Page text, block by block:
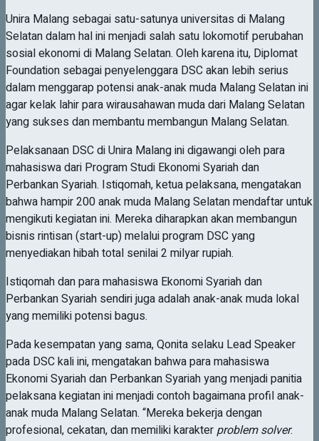
Unira Malang sebagai satu-satunya universitas di Malang
Selatan dalam hal ini menjadi salah satu lokomotif perubahan
sosial ekonomi di Malang Selatan. Oleh karena itu, Diplomat
Foundation sebagai penyelenggara DSC akan lebih serius
dalam menggarap potensi anak-anak muda Malang Selatan ini
agar kelak lahir para wirausahawan muda dari Malang Selatan
yang sukses dan membantu membangun Malang Selatan.
Pelaksanaan DSC di Unira Malang ini digawangi oleh para
mahasiswa dari Program Studi Ekonomi Syariah dan
Perbankan Syariah. Istiqomah, ketua pelaksana, mengatakan
bahwa hampir 200 anak muda Malang Selatan mendaftar untuk
mengikuti kegiatan ini. Mereka diharapkan akan membangun
bisnis rintisan (start-up) melalui program DSC yang
menyediakan hibah total senilai 2 milyar rupiah.
Istiqomah dan para mahasiswa Ekonomi Syariah dan
Perbankan Syariah sendiri juga adalah anak-anak muda lokal
yang memiliki potensi bagus.
Pada kesempatan yang sama, Qonita selaku Lead Speaker
pada DSC kali ini, mengatakan bahwa para mahasiswa
Ekonomi Syariah dan Perbankan Syariah yang menjadi panitia
pelaksana kegiatan ini menjadi contoh bagaimana profil anak-
anak muda Malang Selatan. “Mereka bekerja dengan
profesional, cekatan, dan memiliki karakterproblem solver.